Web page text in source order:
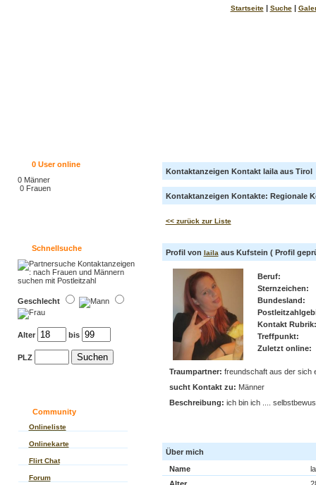
Startseite | Suche |
0User online
0 Männer
0 Frauen
Schnellsuche
Geschlecht
Alter bis
PLZ
Community
Onlineliste
Onlinekarte
Flirt Chat
Forum
Kontaktanzeigen Kontakt laila aus Tirol
Kontaktanzeigen Kontakte: Regionale
<< zurück zur Liste
Profil von laila aus Kufstein ( Profil
Beruf:
Sternzeichen:
Bundesland:
Kontakt Rubrik:
Treffpunkt:
Zuletzt online:
Traumpartner: freundschaft aus der sich
sucht Kontakt zu: Männer
Beschreibung: ich bin ich ....
Über mich
Name